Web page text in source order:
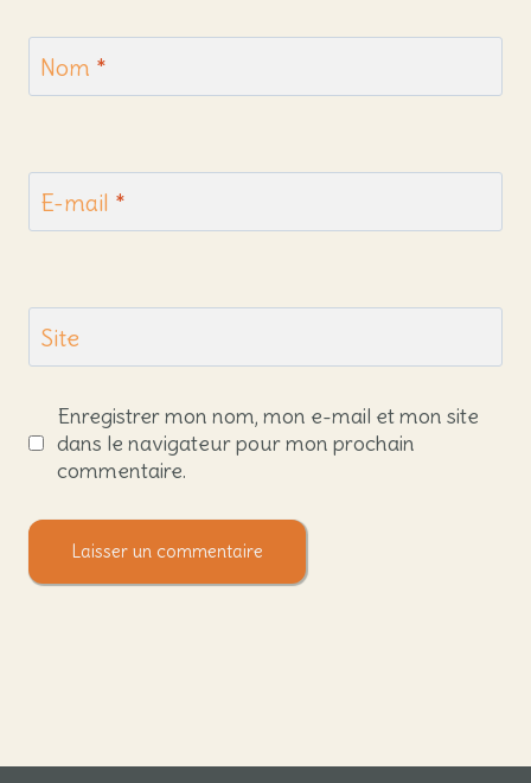
Nom *
E-mail *
Site
Enregistrer mon nom, mon e-mail et mon site
dans le navigateur pour mon prochain
commentaire.